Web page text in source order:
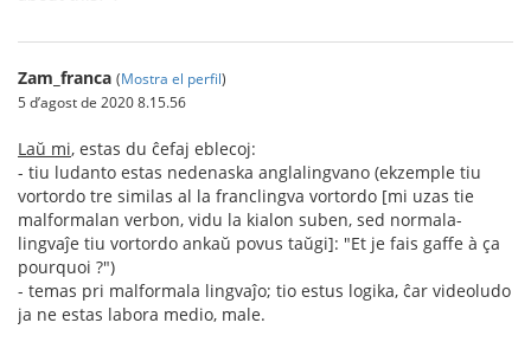
Zam_franca (Mostra el perfil)
5 d’agost de 2020 8.15.56
Laŭ mi, estas du ĉefaj eblecoj:
- tiu ludanto estas nedenaska anglalingvano (ekzemple tiu
vortordo tre similas al la franclingva vortordo [mi uzas tie
malformalan verbon, vidu la kialon suben, sed normala-
lingvaĵe tiu vortordo ankaŭ povus taŭgi]: "Et je fais gaffe à ça
pourquoi ?")
- temas pri malformala lingvaĵo; tio estus logika, ĉar videoludo
ja ne estas labora medio, male.